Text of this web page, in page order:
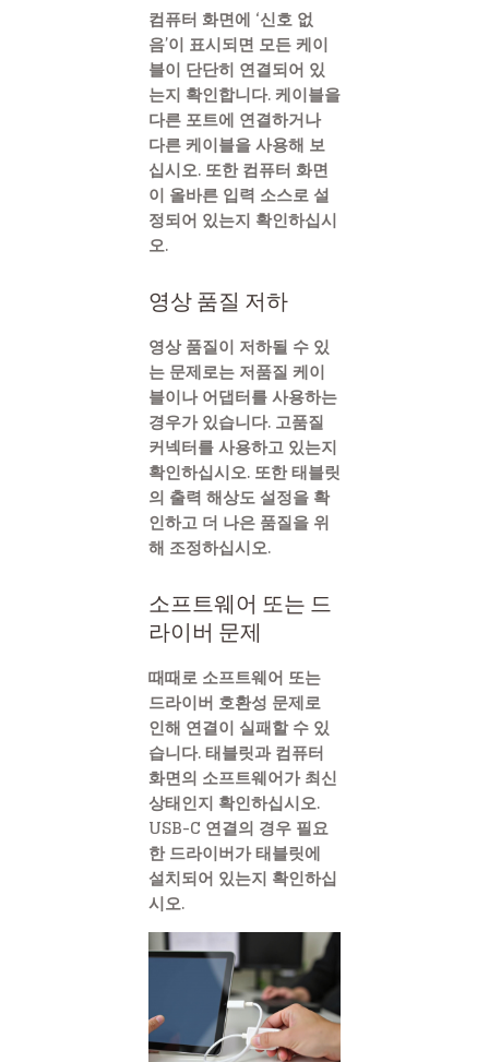
컴퓨터 화면에 ‘신호 없
음’이 표시되면 모든 케이
블이 단단히 연결되어 있
는지 확인합니다. 케이블을
다른 포트에 연결하거나
다른 케이블을 사용해 보
십시오. 또한 컴퓨터 화면
이 올바른 입력 소스로 설
정되어 있는지 확인하십시
오.
영상 품질 저하
영상 품질이 저하될 수 있
는 문제로는 저품질 케이
블이나 어댑터를 사용하는
경우가 있습니다. 고품질
커넥터를 사용하고 있는지
확인하십시오. 또한 태블릿
의 출력 해상도 설정을 확
인하고 더 나은 품질을 위
해 조정하십시오.
소프트웨어 또는 드
라이버 문제
때때로 소프트웨어 또는
드라이버 호환성 문제로
인해 연결이 실패할 수 있
습니다. 태블릿과 컴퓨터
화면의 소프트웨어가 최신
상태인지 확인하십시오.
USB-C 연결의 경우 필요
한 드라이버가 태블릿에
설치되어 있는지 확인하십
시오.